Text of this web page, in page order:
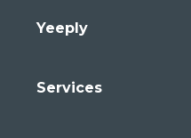
Yeeply
Services